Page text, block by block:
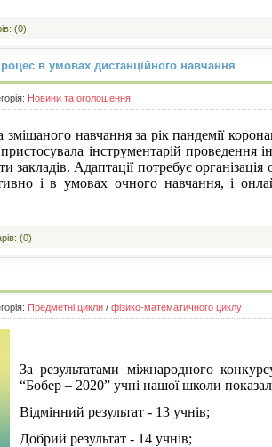
(0)
в умовах дистанційного навчання
Новини та оголошення
змішаного навчання за рік пандемії
інструментарій проведення
закладів. Адаптації потребує
і в умовах очного навчання, і
(0)
Предметні цикли / фізико-математичного циклу
За результатами міжнародного
“Бобер – 2020” учні нашої школи
Відмінний результат - 13 учнів;
Добрий результат - 14 учнів;